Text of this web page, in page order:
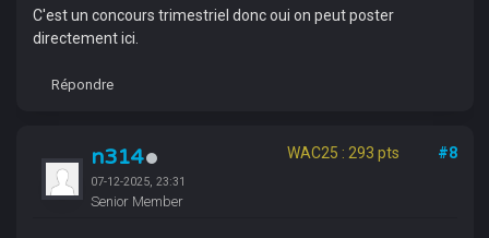
C'est un concours trimestriel donc oui on peut poster
directement ici.
Répondre
n314
07-12-2025, 23:31
Senior Member
WAC25 : 293 pts #8